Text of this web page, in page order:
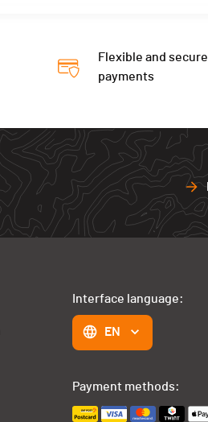
Flexible and secure
payments
Interface language:
EN
Payment methods: